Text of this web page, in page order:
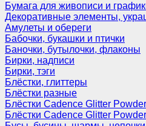
Бумага для живописи и
Декоративные элементы,
Амулеты и обереги
Бабочки, букашки и птички
Баночки, бутылочки, флаконы
Бирки, надписи
Бирки, тэги
Блёстки, глиттеры
Блёстки разные
Блёстки Cadence Glitter
Блёстки Cadence Glitter